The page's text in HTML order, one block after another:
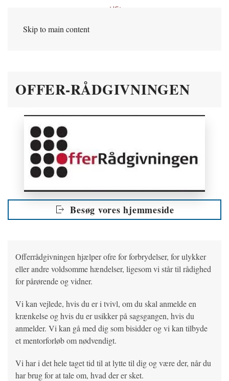
Skip to main content
OFFER-RÅDGIVNINGEN
Besøg vores hjemmeside
Offerrådgivningen hjælper ofre for forbrydelser, for ulykker
eller andre voldsomme hændelser, ligesom vi står til rådighed
for pårørende og vidner.
Vi kan vejlede, hvis du er i tvivl, om du skal anmelde en
krænkelse og hvis du er usikker på sagsgangen, hvis du
anmelder. Vi kan gå med dig som bisidder og vi kan tilbyde
et mentorforløb om nødvendigt.
Vi har i det hele taget tid til at lytte til dig og være der, når du
har brug for at tale om, hvad der er sket.